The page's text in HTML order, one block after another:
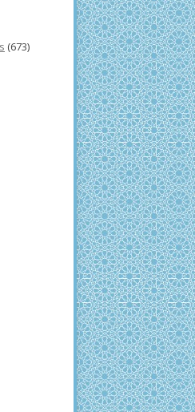
(673)